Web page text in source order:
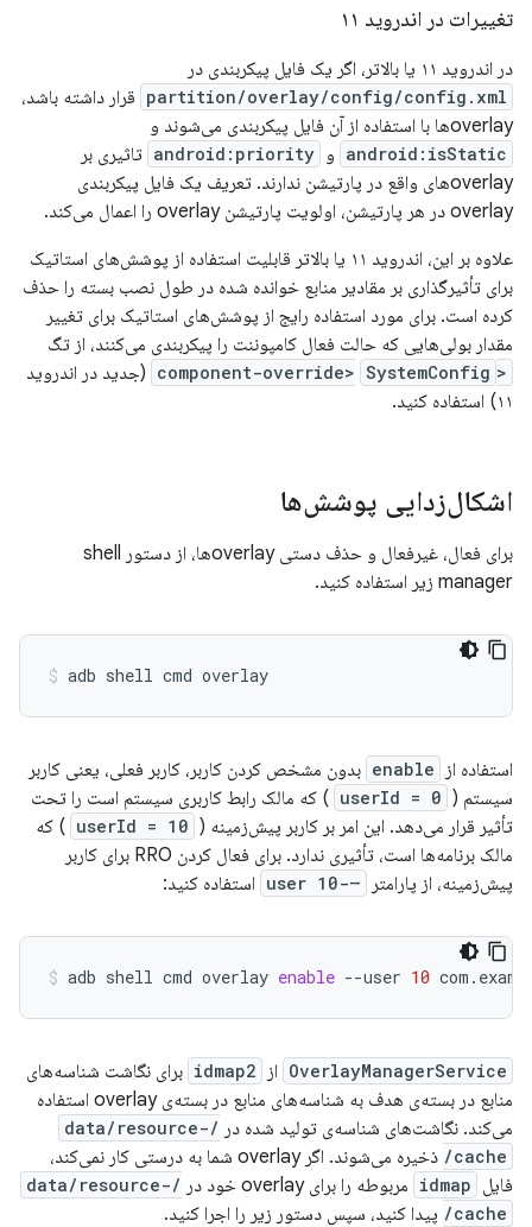
تغییرات در اندروید ۱۱
در اندروید ۱۱ یا بالاتر، اگر یک فایل پیکربندی در
partition/overlay/config/config.xml قرار داشته باشد،
overlayها با استفاده از آن فایل پیکربندی می‌شوند و
android:isStatic و android:priority تاثیری بر
overlayهای واقع در پارتیشن ندارند. تعریف یک فایل پیکربندی
overlay در هر پارتیشن، اولویت پارتیشن overlay را اعمال می‌کند.
علاوه بر این، اندروید ۱۱ یا بالاتر قابلیت استفاده از پوشش‌های استاتیک
برای تأثیرگذاری بر مقادیر منابع خوانده شده در طول نصب بسته را حذف
کرده است. برای مورد استفاده رایج از پوشش‌های استاتیک برای تغییر
مقدار بولی‌هایی که حالت فعال کامپوننت را پیکربندی می‌کنند، از تگ
<component-override>
SystemConfig
(جدید در اندروید
۱۱) استفاده کنید.
اشکال‌زدایی پوشش‌ها
برای فعال، غیرفعال و حذف دستی overlayها، از دستور shell
manager زیر استفاده کنید.
adb shell cmd overlay
استفاده از enable بدون مشخص کردن کاربر، کاربر فعلی، یعنی کاربر
سیستم ( userId = 0 ) که مالک رابط کاربری سیستم است را تحت
تأثیر قرار می‌دهد. این امر بر کاربر پیش‌زمینه ( userId = 10 ) که
مالک برنامه‌ها است، تأثیری ندارد. برای فعال کردن RRO برای کاربر
پیش‌زمینه، از پارامتر
–-user 10 استفاده کنید:
adb shell cmd overlay enable --user 10
OverlayManagerService از idmap2 برای نگاشت شناسه‌های
منابع در بسته‌ی هدف به شناسه‌های منابع در بسته‌ی overlay استفاده
می‌کند. نگاشت‌های شناسه‌ی تولید شده در
/data/resource-
cache/
ذخیره می‌شوند. اگر overlay شما به درستی کار نمی‌کند،
فایل idmap مربوطه را برای overlay خود در
/data/resource-
cache/
پیدا کنید، سپس دستور زیر را اجرا کنید.